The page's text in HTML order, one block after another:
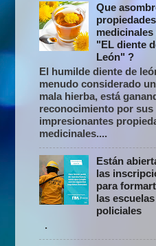
Que
propiedades
medicinales
"EL diente
León" ?
El humilde diente de
menudo considerado
mala hierba, está
reconocimiento por sus
impresionantes
medicinales....
Están
las
para
las escuelas
policiales
.